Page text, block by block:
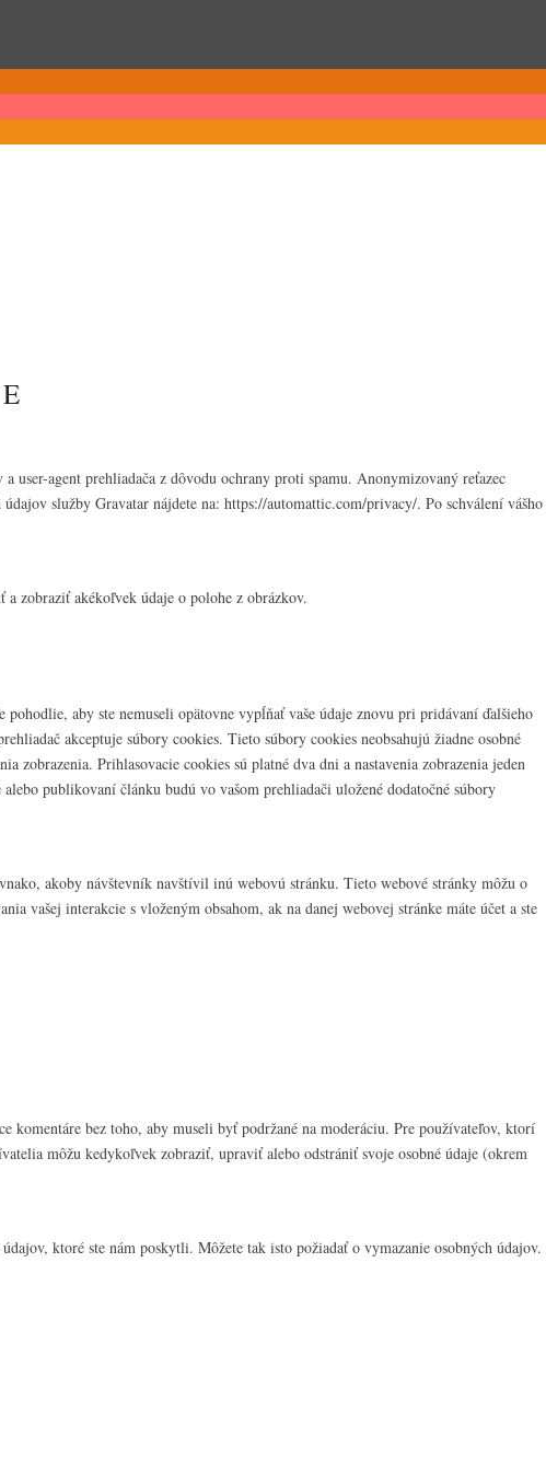
user-agent prehliadača z dôvodu ochrany proti spamu. Anonymizovaný reťazec
služby Gravatar nájdete na: https://automattic.com/privacy/. Po schválení vášho
zobraziť akékoľvek údaje o polohe z obrázkov.
aby ste nemuseli opätovne vypĺňať vaše údaje znovu pri pridávaní ďalšieho
akceptuje súbory cookies. Tieto súbory cookies neobsahujú žiadne osobné
zobrazenia. Prihlasovacie cookies sú platné dva dni a nastavenia zobrazenia jeden
publikovaní článku budú vo vašom prehliadači uložené dodatočné súbory
akoby návštevník navštívil inú webovú stránku. Tieto webové stránky môžu o
vašej interakcie s vloženým obsahom, ak na danej webovej stránke máte účet a ste
komentáre bez toho, aby museli byť podržané na moderáciu. Pre používateľov, ktorí
môžu kedykoľvek zobraziť, upraviť alebo odstrániť svoje osobné údaje (okrem
ktoré ste nám poskytli. Môžete tak isto požiadať o vymazanie osobných údajov.